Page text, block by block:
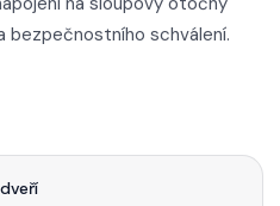
bezpečnostního schválení.